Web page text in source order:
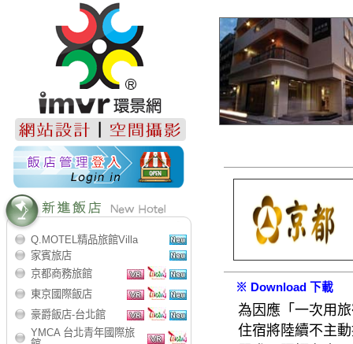
Q.MOTEL精品旅館Villa
家賓旅店
京都商務旅館
東京國際飯店
豪爵飯店-台北館
YMCA 台北青年國際旅
※ Download 下載
為因應「一次用
住宿將陸續不主